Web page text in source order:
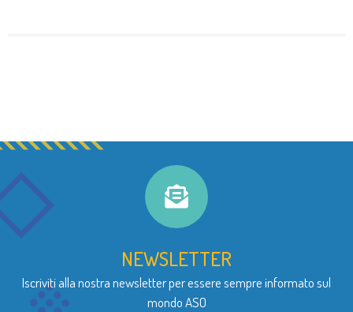
NEWSLETTER
Iscriviti alla nostra newsletter per essere sempre informato sul
mondo ASO